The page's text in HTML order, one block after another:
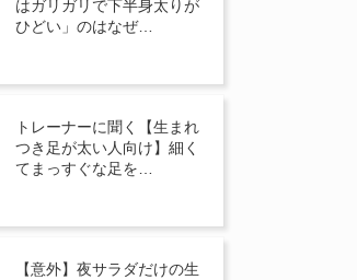
はガリガリで下半身太りが
ひどい」のはなぜ…
トレーナーに聞く【生まれ
つき足が太い人向け】細く
てまっすぐな足を…
【意外】夜サラダだけの生